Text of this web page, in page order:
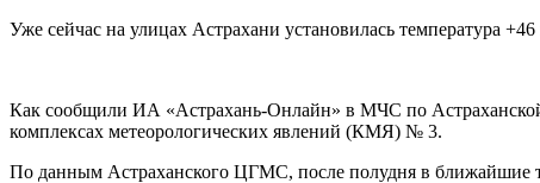
Уже сейчас на улицах Астрахани установилась температура
Как сообщили ИА «Астрахань-Онлайн» в МЧС по
комплексах метеорологических явлений (КМЯ) № 3.
По данным Астраханского ЦГМС, после полудня в ближайшие